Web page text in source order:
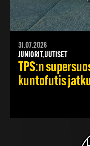
31.07.2026
JUNIORIT, UUTISET
TPS:n
kuntofutis